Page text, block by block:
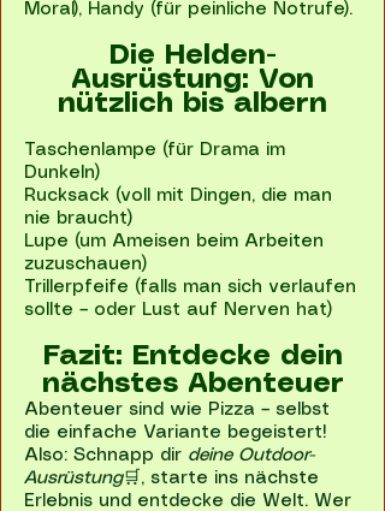
Moral), Handy (für peinliche Notrufe).
Die Helden-
Ausrüstung: Von
nützlich bis albern
Taschenlampe (für Drama im
Dunkeln)
Rucksack (voll mit Dingen, die man
nie braucht)
Lupe (um Ameisen beim Arbeiten
zuzuschauen)
Trillerpfeife (falls man sich verlaufen
sollte – oder Lust auf Nerven hat)
Fazit: Entdecke dein
nächstes Abenteuer
Abenteuer sind wie Pizza – selbst
die einfache Variante begeistert!
Also: Schnapp dir deine Outdoor-
Ausrüstung🛒, starte ins nächste
Erlebnis und entdecke die Welt. Wer